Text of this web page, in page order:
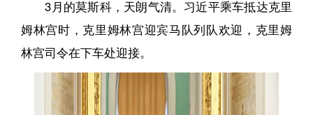
3月的莫斯科，天朗气清。习近平乘车抵达克里
姆林宫时，克里姆林宫迎宾马队列队欢迎，克里姆
林宫司令在下车处迎接。